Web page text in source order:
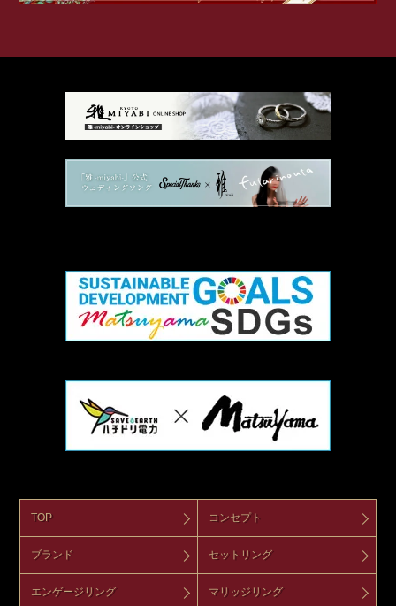
TOP コンセプト
ブランド セットリング
エンゲージリング マリッジリング